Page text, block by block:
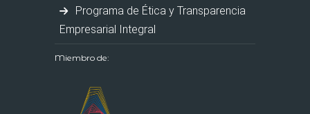
Programa de Ética y Transparencia
Empresarial Integral
Miembro de: